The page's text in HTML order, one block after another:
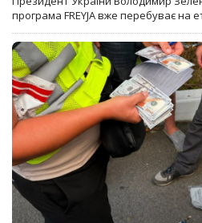
програма FREYJA вже перебуває на